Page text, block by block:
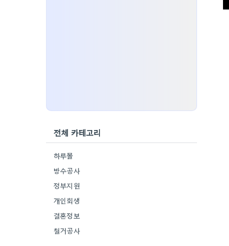
전체 카테고리
하루몰
방수공사
정부지원
개인회생
결혼정보
철거공사